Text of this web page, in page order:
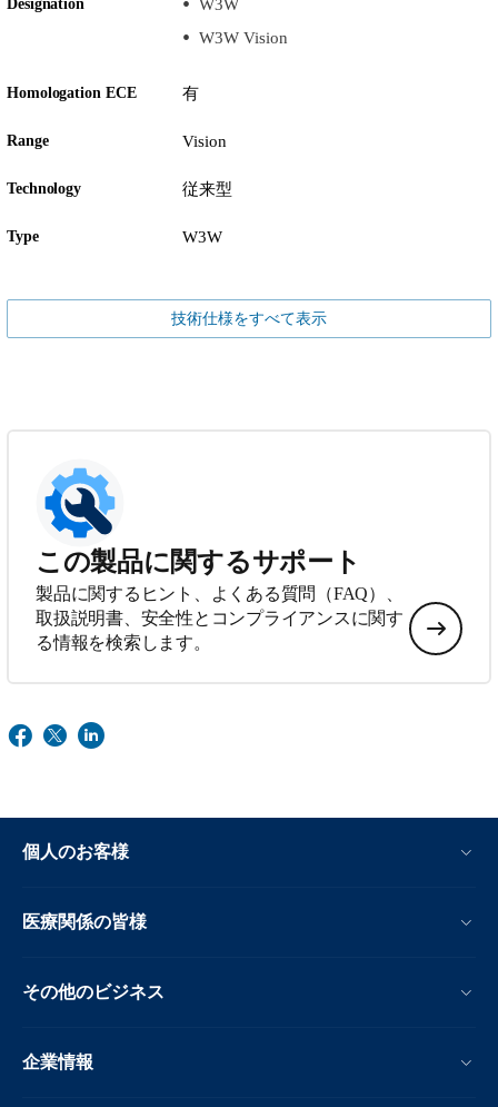
Designation
W3W
W3W Vision
Homologation ECE 有
Range Vision
Technology 従来型
Type W3W
技術仕様をすべて表示
この製品に関するサポート
製品に関するヒント、よくある質問（FAQ）、
取扱説明書、安全性とコンプライアンスに関す
る情報を検索します。
個人のお客様
医療関係の皆様
その他のビジネス
企業情報